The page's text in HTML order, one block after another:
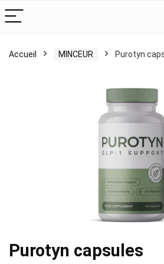
Accueil MINCEUR Purotyn
Purotyn capsules